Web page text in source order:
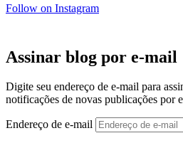
Follow on Instagram
Assinar blog por e-mail
Digite seu endereço de e-mail para
notificações de novas publicações por
Endereço de e-mail